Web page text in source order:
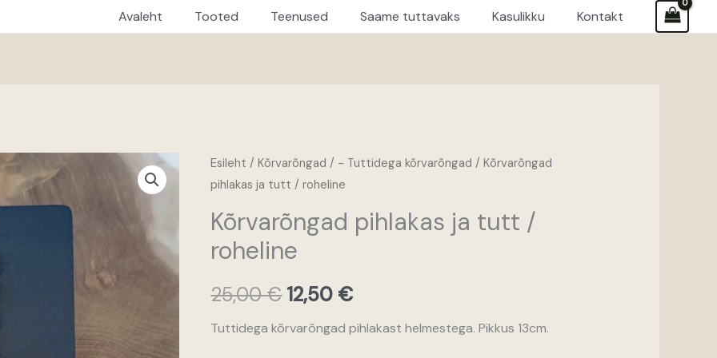
Avaleht Tooted Teenused Saame tuttavaks Kasulikku Kontakt
Esileht /Kõrvarõngad / - Tuttidega kõrvarõngad / Kõrvarõngad
pihlakas ja tutt / roheline
Kõrvarõngad pihlakas ja tutt /
roheline
25,00€
Algne
oli:
12,50 €
Praegune
on:
Tuttidega kõrvarõngad pihlakast helmestega. Pikkus 13cm.